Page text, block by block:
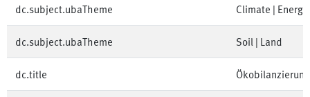
dc.subject.ubaTheme Climate | Energy
dc.subject.ubaTheme Soil | Land
dc.title